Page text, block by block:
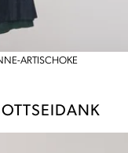
ARTISCHOKE